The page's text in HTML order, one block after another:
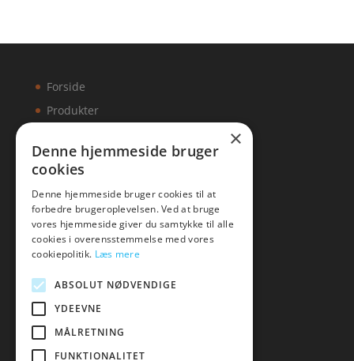
Forside
Produkter
Artikler
Malawigruppen
Mail:hej@malawigruppen.dk
×
Denne hjemmeside bruger
cookies
Denne hjemmeside bruger cookies til at
forbedre brugeroplevelsen. Ved at bruge
vores hjemmeside giver du samtykke til alle
cookies i overensstemmelse med vores
cookiepolitik. Læs mere
ABSOLUT NØDVENDIGE
YDEEVNE
MÅLRETNING
FUNKTIONALITET